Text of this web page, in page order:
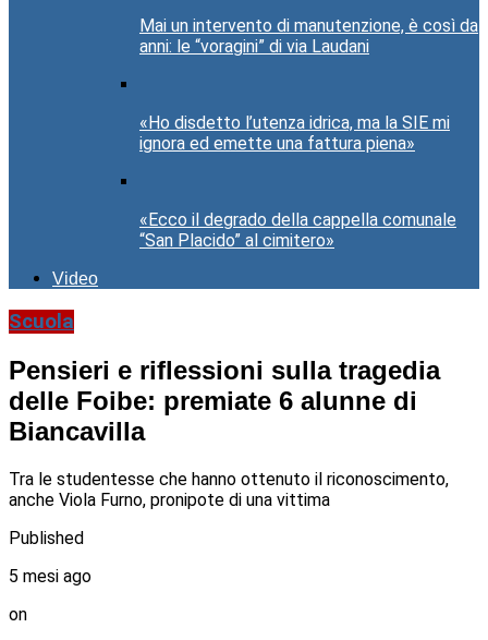
Mai un intervento di manutenzione, è così da
anni: le “voragini” di via Laudani
«Ho disdetto l’utenza idrica, ma la SIE mi
ignora ed emette una fattura piena»
«Ecco il degrado della cappella comunale
“San Placido” al cimitero»
Video
Scuola
Pensieri e riflessioni sulla tragedia
delle Foibe: premiate 6 alunne di
Biancavilla
Tra le studentesse che hanno ottenuto il riconoscimento,
anche Viola Furno, pronipote di una vittima
Published
5 mesi ago
on